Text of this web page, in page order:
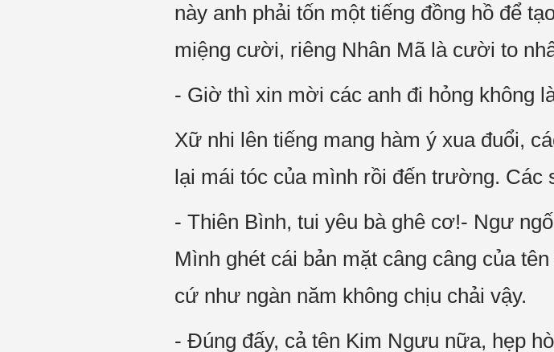
này anh phải tốn một tiếng đồng hồ để
miệng cười, riêng Nhân Mã là cười to
- Giờ thì xin mời các anh đi hỏng không
Xữ nhi lên tiếng mang hàm ý xua đuổi,
lại mái tóc của mình rồi đến trường.
- Thiên Bình, tui yêu bà ghê cơ!- Ngư
Mình ghét cái bản mặt câng câng của
cứ như ngàn năm không chịu chải vậy.
- Đúng đấy, cả tên Kim Ngưu nữa, hẹp